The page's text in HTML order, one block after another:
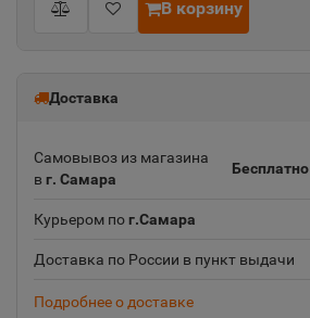
В корзину
Доставка
Самовывоз из магазина
в г. Самара
Бесплатно
Курьером пог.Самара
Доставка по России в пункт выдачи
Подробнее о доставке